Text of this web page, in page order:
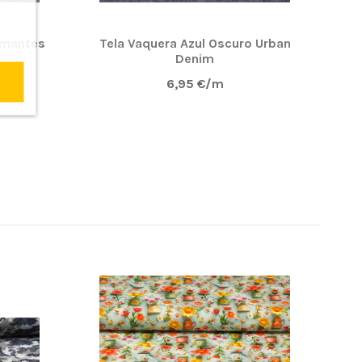
Tela Vaquera Azul Oscuro Urban
Denim
6,95 €/m